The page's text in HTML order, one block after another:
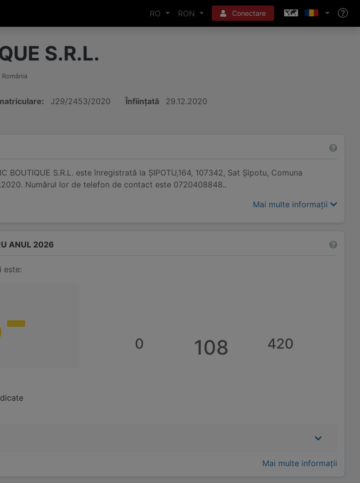
RO RON Conectare
S.R.L.
România
J29/2453/2020 Înființată 29.12.2020
BOUTIQUE S.R.L. este înregistrată la ŞIPOTU,164, 107342, Sat Şipotu, Comuna
Numărul lor de telefon de contact este 0720408848..
Mai multe informații
ANUL 2026
este:
0 108 420
Mai multe informații